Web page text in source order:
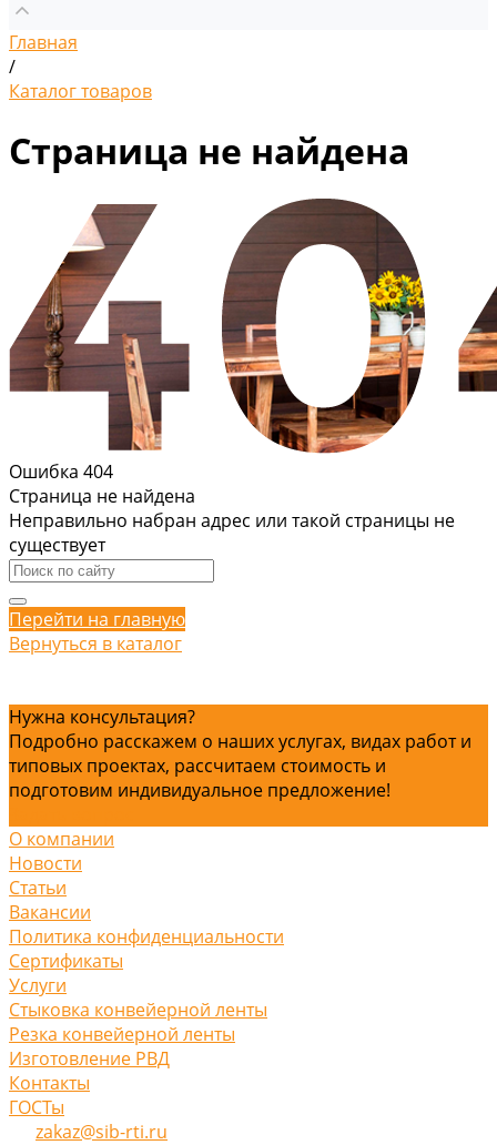
Главная
/
Каталог товаров
Страница не найдена
Ошибка 404
Страница не найдена
Неправильно набран адрес или такой страницы не
существует
Перейти на главную
Вернуться в каталог
Нужна консультация?
Подробно расскажем о наших услугах, видах работ и
типовых проектах, рассчитаем стоимость и
подготовим индивидуальное предложение!
О компании
Новости
Статьи
Вакансии
Политика конфиденциальности
Сертификаты
Услуги
Стыковка конвейерной ленты
Резка конвейерной ленты
Изготовление РВД
Контакты
ГОСТы
zakaz@sib-rti.ru